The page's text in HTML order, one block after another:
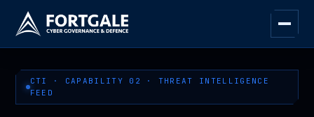
CTI · CAPABILITY 02 · THREAT INTELLIGENCE
FEED